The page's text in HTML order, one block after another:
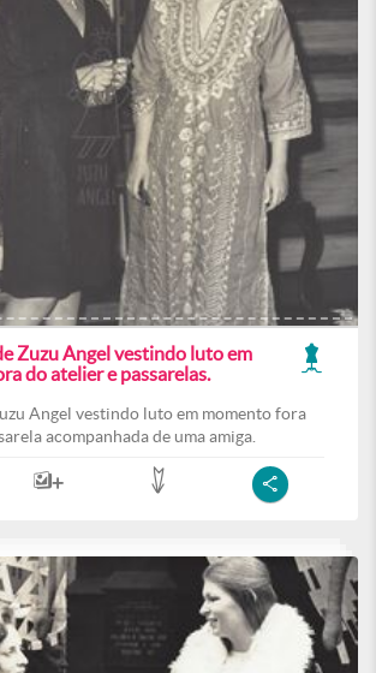
Zuzu Angel vestindo luto em
do atelier e passarelas.
Angel vestindo luto em momento fora
acompanhada de uma amiga.